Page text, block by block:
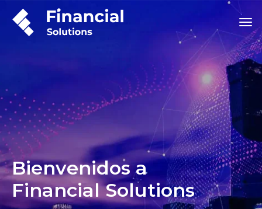
Bienvenidos a
Financial Solutions